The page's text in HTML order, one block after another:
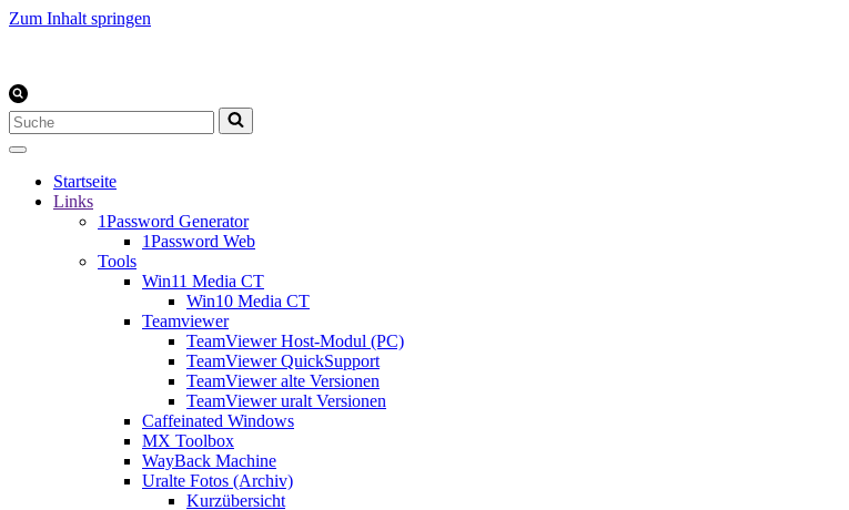
Zum Inhalt springen
Suchen
nach …
Startseite
Links
1Password Generator
1Password Web
Tools
Win11 Media CT
Win10 Media CT
Teamviewer
TeamViewer Host-Modul (PC)
TeamViewer QuickSupport
TeamViewer alte Versionen
TeamViewer uralt Versionen
Caffeinated Windows
MX Toolbox
WayBack Machine
Uralte Fotos (Archiv)
Kurzübersicht